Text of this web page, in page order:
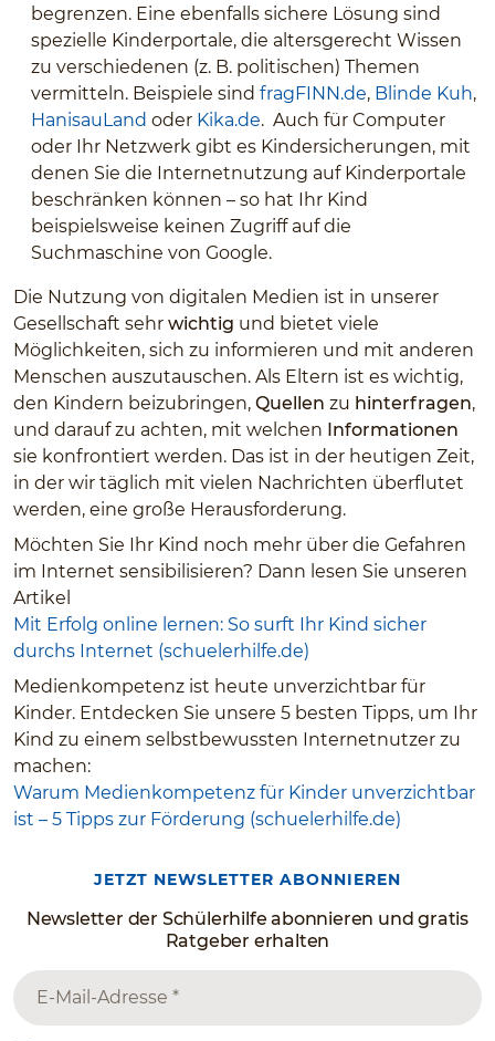
begrenzen. Eine ebenfalls sichere Lösung sind
spezielle Kinderportale, die altersgerecht Wissen
zu verschiedenen (z. B. politischen) Themen
vermitteln. Beispiele sind fragFINN.de, Blinde Kuh,
HanisauLand oder Kika.de. Auch für Computer
oder Ihr Netzwerk gibt es Kindersicherungen, mit
denen Sie die Internetnutzung auf Kinderportale
beschränken können – so hat Ihr Kind
beispielsweise keinen Zugriff auf die
Suchmaschine von Google.
Die Nutzung von digitalen Medien ist in unserer
Gesellschaft sehr wichtig und bietet viele
Möglichkeiten, sich zu informieren und mit anderen
Menschen auszutauschen. Als Eltern ist es wichtig,
den Kindern beizubringen, Quellen zu hinterfragen,
und darauf zu achten, mit welchen Informationen
sie konfrontiert werden. Das ist in der heutigen Zeit,
in der wir täglich mit vielen Nachrichten überflutet
werden, eine große Herausforderung.
Möchten Sie Ihr Kind noch mehr über die Gefahren
im Internet sensibilisieren? Dann lesen Sie unseren
Artikel
Mit Erfolg online lernen: So surft Ihr Kind sicher
durchs Internet (schuelerhilfe.de)
Medienkompetenz ist heute unverzichtbar für
Kinder. Entdecken Sie unsere 5 besten Tipps, um Ihr
Kind zu einem selbstbewussten Internetnutzer zu
machen:
Warum Medienkompetenz für Kinder unverzichtbar
ist – 5 Tipps zur Förderung (schuelerhilfe.de)
JETZT NEWSLETTER ABONNIEREN
Newsletter der Schülerhilfe abonnieren und gratis
Ratgeber erhalten